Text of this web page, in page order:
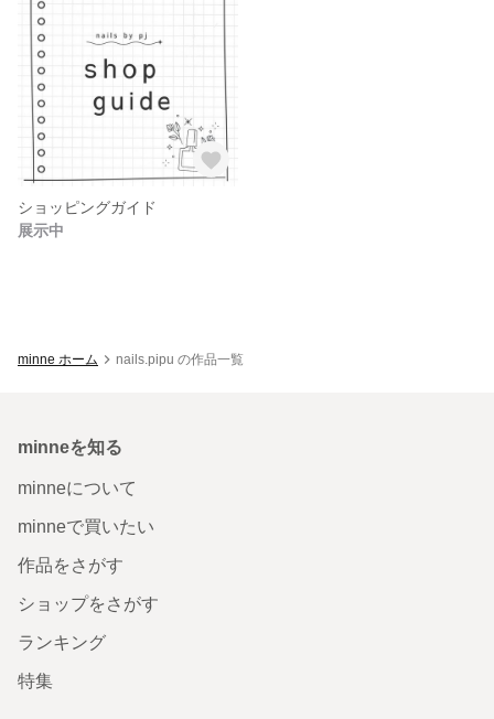
ショッピングガイド
展示中
minne ホーム nails.pipu の作品一覧
minneを知る
minneについて
minneで買いたい
作品をさがす
ショップをさがす
ランキング
特集